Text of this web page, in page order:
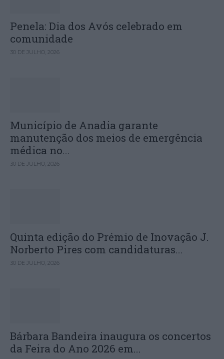
Penela: Dia dos Avós celebrado em
comunidade
30 DE JULHO, 2026
Município de Anadia garante
manutenção dos meios de emergência
médica no...
30 DE JULHO, 2026
Quinta edição do Prémio de Inovação J.
Norberto Pires com candidaturas...
30 DE JULHO, 2026
Bárbara Bandeira inaugura os concertos
da Feira do Ano 2026 em...